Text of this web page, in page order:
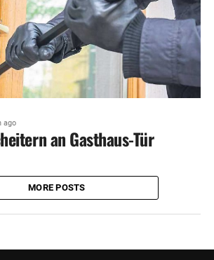
ago
an Gasthaus-Tür
MORE POSTS